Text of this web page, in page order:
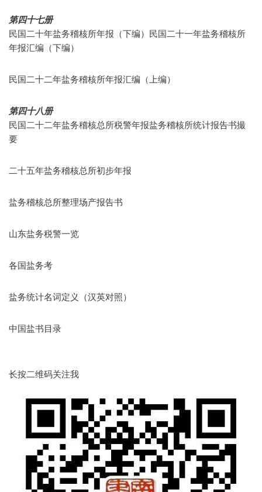
第四十七册
民国二十年盐务稽核所年报（下编）民国二十一年盐务稽核所
年报汇编（下编）
民国二十二年盐务稽核所年报汇编（上编）
第四十八册
民国二十二年盐务稽核总所税警年报盐务稽核所统计报告书撮
要
二十五年盐务稽核总所初步年报
盐务稽核总所整理场产报告书
山东盐务税警一览
各国盐务考
盐务统计名词定义（汉英对照）
中国盐书目录
长按二维码关注我